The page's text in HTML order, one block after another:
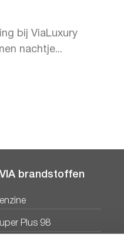
bij ViaLuxury
nachtje...
brandstoffen
Plus 98